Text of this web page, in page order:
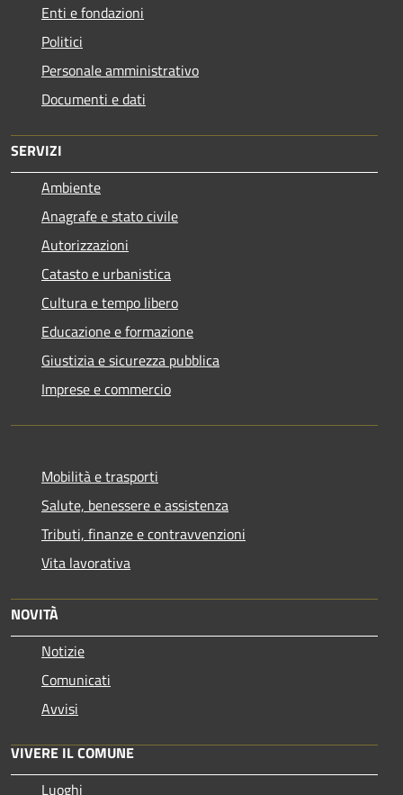
Enti e fondazioni
Politici
Personale amministrativo
Documenti e dati
SERVIZI
Ambiente
Anagrafe e stato civile
Autorizzazioni
Catasto e urbanistica
Cultura e tempo libero
Educazione e formazione
Giustizia e sicurezza pubblica
Imprese e commercio
Mobilità e trasporti
Salute, benessere e assistenza
Tributi, finanze e contravvenzioni
Vita lavorativa
NOVITÀ
Notizie
Comunicati
Avvisi
VIVERE IL COMUNE
Luoghi